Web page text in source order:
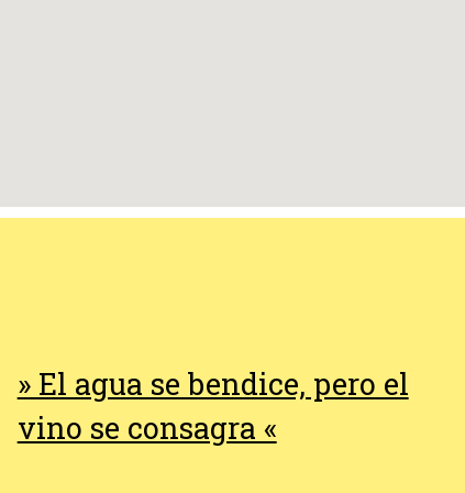
» El agua se bendice, pero el
vino se consagra «